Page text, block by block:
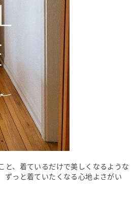
と、着ているだけで美しくなるような
ずっと着ていたくなる心地よさがい